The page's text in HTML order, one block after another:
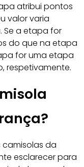
atribui pontos
valor varia
a etapa for
do que na etapa
for uma etapa
respetivamente.
da
esclarecer para